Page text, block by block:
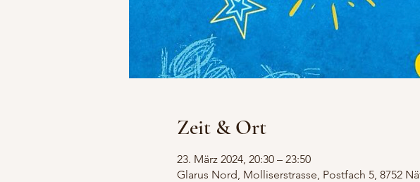
Zeit & Ort
23. März 2024, 20:30 – 23:50
Glarus Nord, Molliserstrasse, Postfach 5, 8752